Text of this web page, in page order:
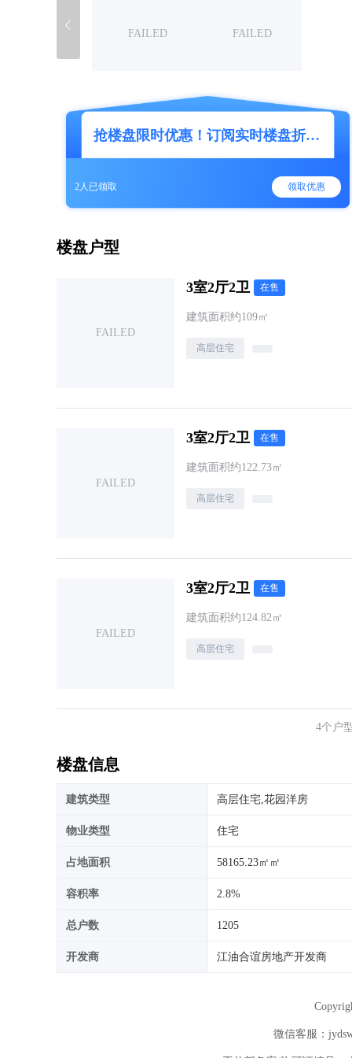
FAILED FAILED
抢楼盘限时优惠！订阅实时楼盘折扣信息
2人已领取 领取优惠
楼盘户型
FAILED
3室2厅2卫 在售
建筑面积约109㎡
高层住宅
FAILED
3室2厅2卫 在售
建筑面积约122.73㎡
高层住宅
FAILED
3室2厅2卫 在售
建筑面积约124.82㎡
高层住宅
4个户
楼盘信息
建筑类型 高层住宅,花园洋房
物业类型 住宅
占地面积 58165.23㎡㎡
容积率 2.8%
总户数 1205
开发商 江油合谊房地产开发商
微信客服：